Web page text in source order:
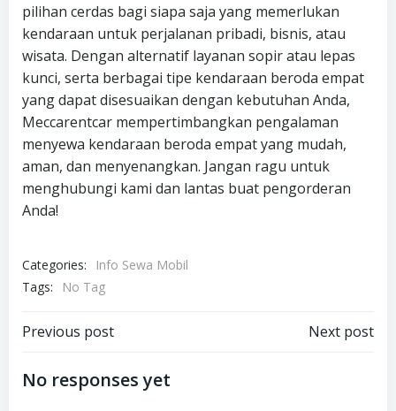
pilihan cerdas bagi siapa saja yang memerlukan
kendaraan untuk perjalanan pribadi, bisnis, atau
wisata. Dengan alternatif layanan sopir atau lepas
kunci, serta berbagai tipe kendaraan beroda empat
yang dapat disesuaikan dengan kebutuhan Anda,
Meccarentcar mempertimbangkan pengalaman
menyewa kendaraan beroda empat yang mudah,
aman, dan menyenangkan. Jangan ragu untuk
menghubungi kami dan lantas buat pengorderan
Anda!
Categories:
Info Sewa Mobil
Tags:
No Tag
Post
navigation
Previous post Next post
No responses yet